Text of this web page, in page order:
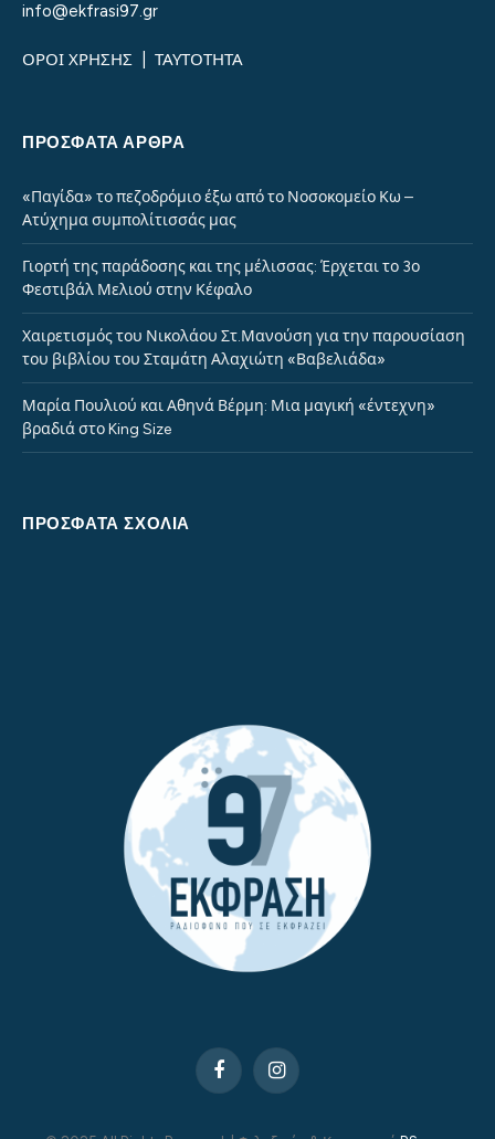
info@ekfrasi97.gr
ΟΡΟΙ ΧΡΗΣΗΣ ΤΑΥΤΟΤΗΤΑ
ΠΡΌΣΦΑΤΑ ΆΡΘΡΑ
«Παγίδα» το πεζοδρόμιο έξω από το Νοσοκομείο Κω –
Ατύχημα συμπολίτισσάς μας
Γιορτή της παράδοσης και της μέλισσας: Έρχεται το 3ο
Φεστιβάλ Μελιού στην Κέφαλο
Χαιρετισμός του Νικολάου Στ.Μανούση για την παρουσίαση
του βιβλίου του Σταμάτη Αλαχιώτη «Βαβελιάδα»
Μαρία Πουλιού και Αθηνά Βέρμη: Μια μαγική «έντεχνη»
βραδιά στο King Size
ΠΡΌΣΦΑΤΑ ΣΧΌΛΙΑ
FacebookInstagram